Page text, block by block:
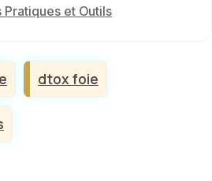
Pratiques et Outils
dtox foie